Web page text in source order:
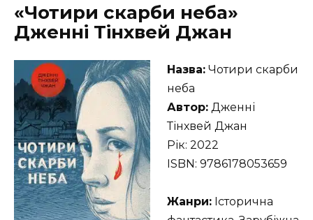
«Чотири скарби неба»
Дженні Тінхвей Джан
Назва: Чотири скарби
неба
Автор: Дженні
Тінхвей Джан
Рік: 2022
ISBN: 9786178053659
Жанри: Історична